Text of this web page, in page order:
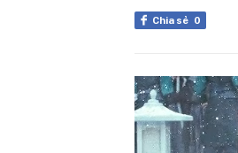
Chia sẻ 0